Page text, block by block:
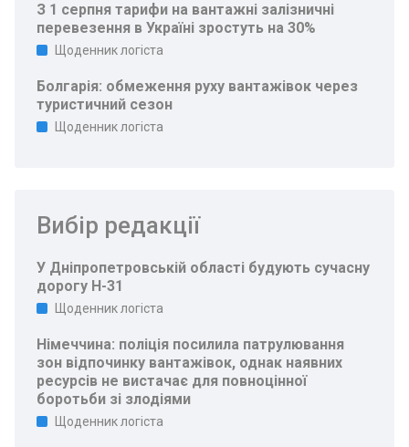
З 1 серпня тарифи на вантажні залізничні
перевезення в Україні зростуть на 30%
Щоденник логіста
Болгарія: обмеження руху вантажівок через
туристичний сезон
Щоденник логіста
Вибір редакції
У Дніпропетровській області будують сучасну
дорогу Н-31
Щоденник логіста
Німеччина: поліція посилила патрулювання
зон відпочинку вантажівок, однак наявних
ресурсів не вистачає для повноцінної
боротьби зі злодіями
Щоденник логіста